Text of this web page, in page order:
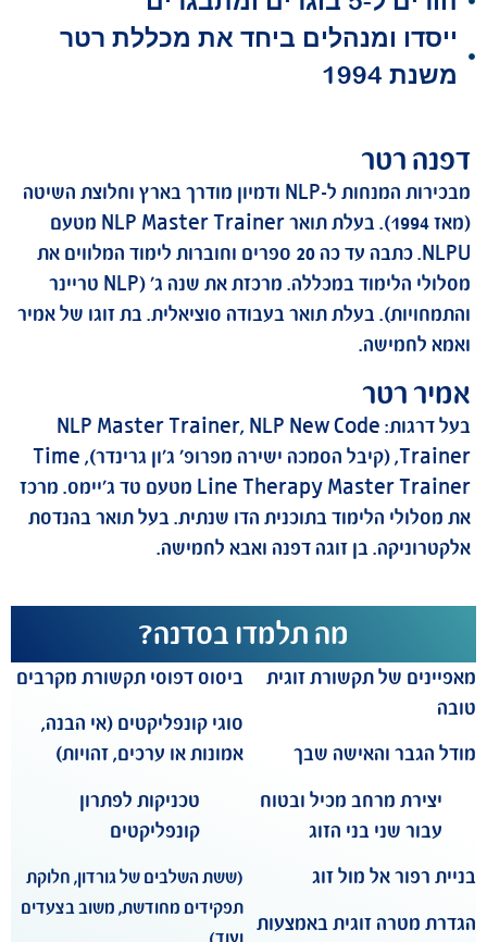
ומנהלים ביחד את מכללת רטר
מבכירות המנחות ל-NLP ודמיון מודרך בארץ וחלוצת השיטה
(מאז 1994). בעלת תואר NLP Master Trainer מטעם
NLPU. כתבה עד כה 20 ספרים וחוברות לימוד המלווים את
מסלולי הלימוד במכללה. מרכזת את שנה ג' (NLP טריינר
בעלת תואר בעבודה סוציאלית. בת זוגו של אמיר
בעל דרגות: NLP Master Trainer, NLP New Code
Trainer, (קיבל הסמכה ישירה מפרופ' ג'ון גרינדר), Time
Line Therapy™ Master Trainer מטעם טד ג'יימס. מרכז
בתוכנית הדו שנתית. בעל תואר בהנדסת
בן זוגה דפנה ואבא לחמישה.
מה תלמדו בסדנה?
תקשורת זוגית
שבך
מכיל ובטוח
בני הזוג
מול זוג
זוגית באמצעות
ביסוס דפוסי תקשורת מקרבים
סוגי קונפליקטים (אי הבנה,
אמונות או ערכים, זהויות)
טכניקות לפתרון
(ששת השלבים של גורדון, חלוקת
תפקידים מחודשת, משוב בצעדים